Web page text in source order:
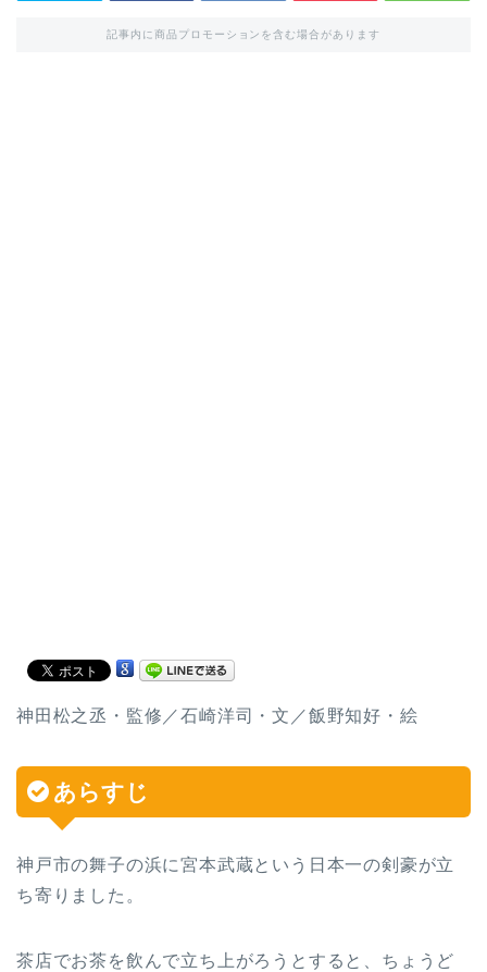
記事内に商品プロモーションを含む場合があります
神田松之丞・監修／石崎洋司・文／飯野知好・絵
あらすじ
神戸市の舞子の浜に宮本武蔵という日本一の剣豪が立
ち寄りました。
茶店でお茶を飲んで立ち上がろうとすると、ちょうど